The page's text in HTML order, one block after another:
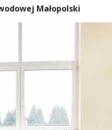
Małopolski